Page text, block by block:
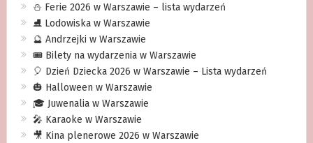
⛄️ Ferie 2026 w Warszawie – lista wydarzeń
⛸ Lodowiska w Warszawie
🔮 Andrzejki w Warszawie
🎟️ Bilety na wydarzenia w Warszawie
🎈 Dzień Dziecka 2026 w Warszawie – Lista wydarzeń
🎃 Halloween w Warszawie
🎓 Juwenalia w Warszawie
🎤 Karaoke w Warszawie
🎥 Kina plenerowe 2026 w Warszawie